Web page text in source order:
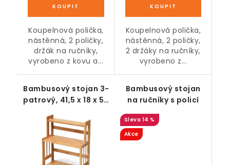
Koupelnová polička,
nástěnná, 2 poličky,
držák na ručníky,
vyrobeno z kovu a...
Koupelnová polička,
nástěnná, 2 poličky,
2 držáky na ručníky,
vyrobeno z...
Bambusový stojan 3-
patrový, 41,5 x 18 x 50
Bambusový stojan
na ručníky s policí
14 %
Akce